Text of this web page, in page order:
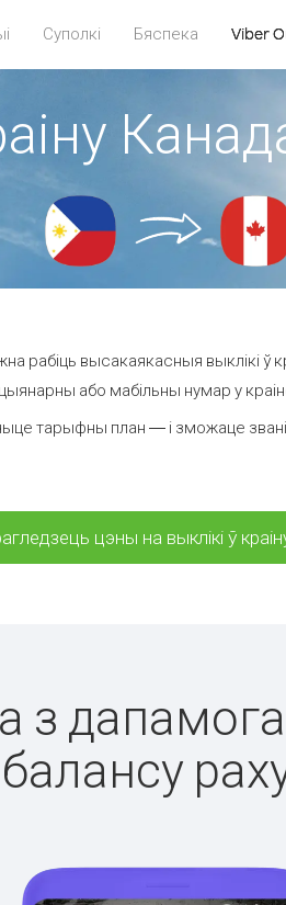
Суполкі Бяспека Viber
рабіць высакаякасныя выклікі ў
або мабільны нумар у
тарыфны план — і зможаце
цэны на выклікі ў
з